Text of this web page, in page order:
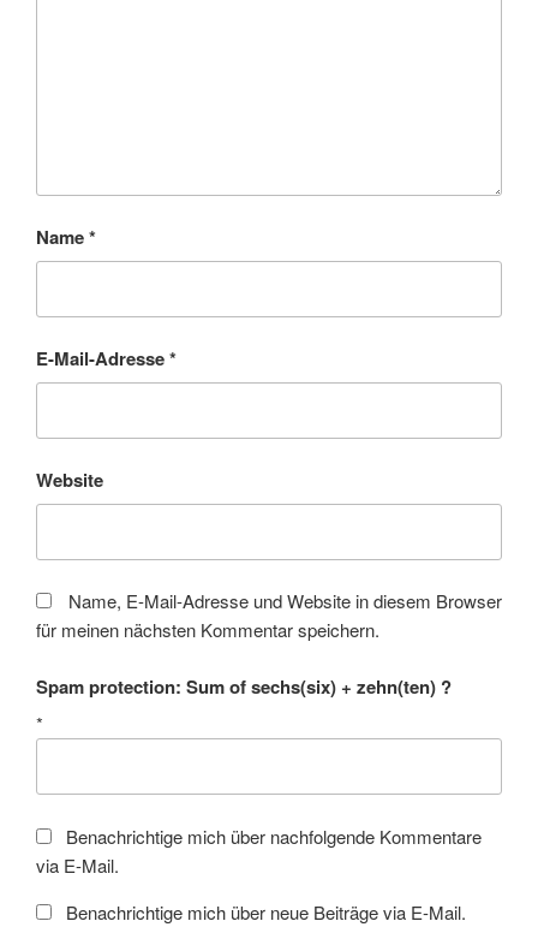
Name*
E-Mail-Adresse*
Website
Name, E-Mail-Adresse und Website in diesem Browser
für meinen nächsten Kommentar speichern.
Spam protection: Sum of sechs(six) + zehn(ten) ?
*
Benachrichtige mich über nachfolgende Kommentare
via E-Mail.
Benachrichtige mich über neue Beiträge via E-Mail.